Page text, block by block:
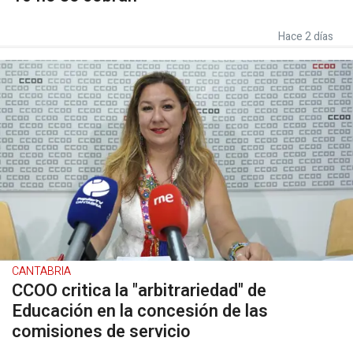
Hace 2 días
CANTABRIA
CCOO critica la "arbitrariedad" de
Educación en la concesión de las
comisiones de servicio